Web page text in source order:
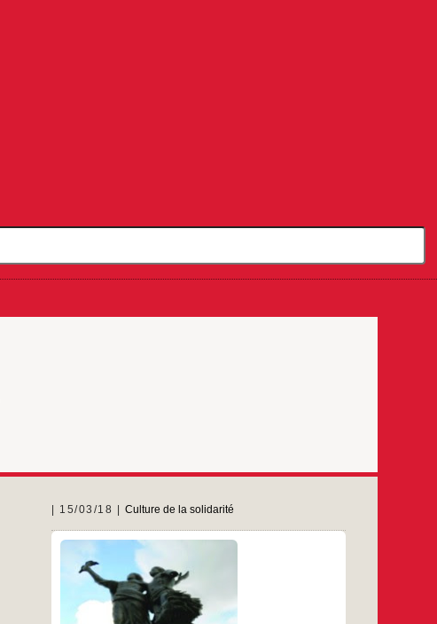
15/03/18 Culture de la solidarité
Le Festival Ciné-Palestine est heureux de
renouveler cette année encore son partenariat
avec le Panorama des Cinémas du Maghreb et
La 13ème édition du PCMMO se déroulera du